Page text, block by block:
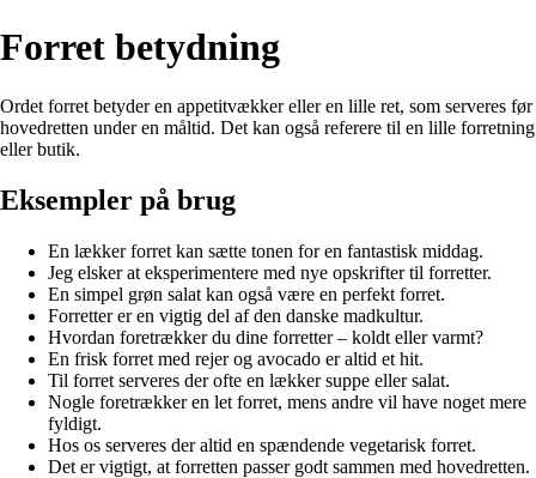
Forret betydning
Ordet forret betyder en appetitvækker eller en lille ret, som serveres før
hovedretten under en måltid. Det kan også referere til en lille forretning
eller butik.
Eksempler på brug
En lækker forret kan sætte tonen for en fantastisk middag.
Jeg elsker at eksperimentere med nye opskrifter til forretter.
En simpel grøn salat kan også være en perfekt forret.
Forretter er en vigtig del af den danske madkultur.
Hvordan foretrækker du dine forretter – koldt eller varmt?
En frisk forret med rejer og avocado er altid et hit.
Til forret serveres der ofte en lækker suppe eller salat.
Nogle foretrækker en let forret, mens andre vil have noget mere
fyldigt.
Hos os serveres der altid en spændende vegetarisk forret.
Det er vigtigt, at forretten passer godt sammen med hovedretten.